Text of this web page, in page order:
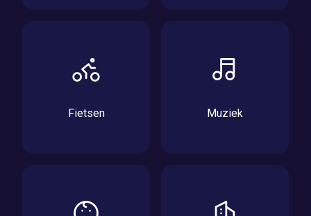
Fietsen Muziek